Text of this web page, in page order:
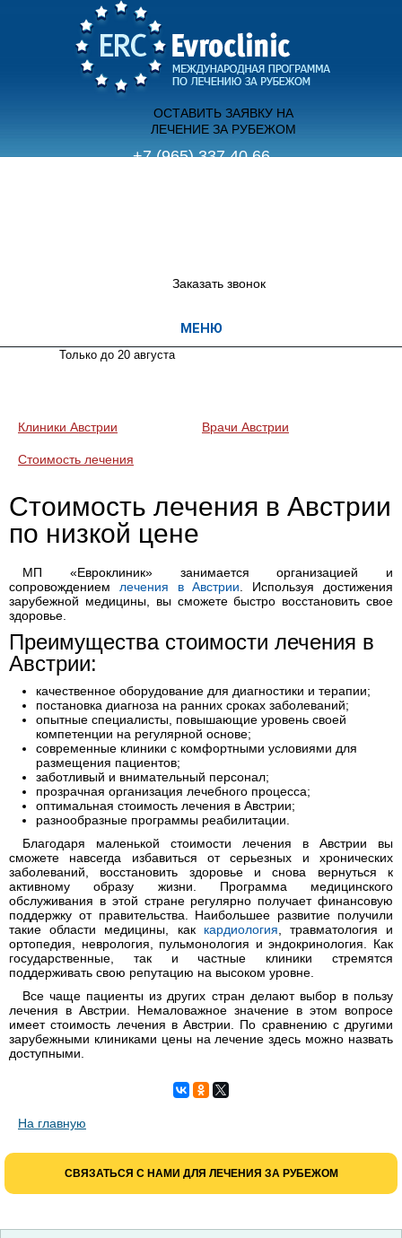
ОСТАВИТЬ ЗАЯВКУ НА
ЛЕЧЕНИЕ ЗА РУБЕЖОМ
+7 (965) 337 40 66
Заказать звонок
Только до 20 августа
Клиники Австрии Врачи Австрии
Стоимость лечения
Стоимость лечения в Австрии
по низкой цене
МП «Евроклиник» занимается организацией и
сопровождением лечения в Австрии . Используя достижения
зарубежной медицины, вы сможете быстро восстановить свое
здоровье.
Преимущества стоимости лечения в
Австрии:
качественное оборудование для диагностики и терапии;
постановка диагноза на ранних сроках заболеваний;
опытные специалисты, повышающие уровень своей
компетенции на регулярной основе;
современные клиники с комфортными условиями для
размещения пациентов;
заботливый и внимательный персонал;
прозрачная организация лечебного процесса;
оптимальная стоимость лечения в Австрии;
разнообразные программы реабилитации.
Благодаря маленькой стоимости лечения в Австрии вы
сможете навсегда избавиться от серьезных и хронических
заболеваний, восстановить здоровье и снова вернуться к
активному образу жизни. Программа медицинского
обслуживания в этой стране регулярно получает финансовую
поддержку от правительства. Наибольшее развитие получили
такие области медицины, как кардиология , травматология и
ортопедия, неврология, пульмонология и эндокринология. Как
государственные, так и частные клиники стремятся
поддерживать свою репутацию на высоком уровне.
Все чаще пациенты из других стран делают выбор в пользу
лечения в Австрии. Немаловажное значение в этом вопросе
имеет стоимость лечения в Австрии. По сравнению с другими
зарубежными клиниками цены на лечение здесь можно назвать
доступными.
На главную
СВЯЗАТЬСЯ С НАМИ ДЛЯ ЛЕЧЕНИЯ ЗА РУБЕЖОМ